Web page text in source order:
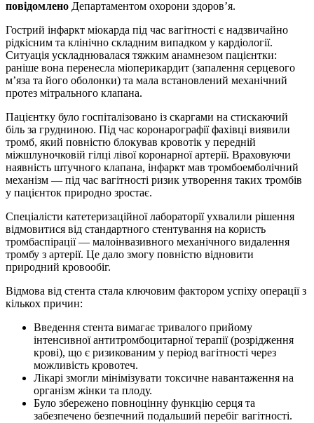
повідомлено Департаментом охорони здоров’я.
Гострий інфаркт міокарда під час вагітності є надзвичайно
рідкісним та клінічно складним випадком у кардіології.
Ситуація ускладнювалася тяжким анамнезом пацієнтки:
раніше вона перенесла міоперикардит (запалення серцевого
м’яза та його оболонки) та мала встановлений механічний
протез мітрального клапана.
Пацієнтку було госпіталізовано із скаргами на стискаючий
біль за грудниною. Під час коронарографії фахівці виявили
тромб, який повністю блокував кровотік у передній
міжшлуночковій гілці лівої коронарної артерії. Враховуючи
наявність штучного клапана, інфаркт мав тромбоемболічний
механізм — під час вагітності ризик утворення таких тромбів
у пацієнток природно зростає.
Спеціалісти катетеризаційної лабораторії ухвалили рішення
відмовитися від стандартного стентування на користь
тромбаспірації — малоінвазивного механічного видалення
тромбу з артерії. Це дало змогу повністю відновити
природний кровообіг.
Відмова від стента стала ключовим фактором успіху операції з
кількох причин:
Введення стента вимагає тривалого прийому
інтенсивної антитромбоцитарної терапії (розрідження
крові), що є ризикованим у період вагітності через
можливість кровотеч.
Лікарі змогли мінімізувати токсичне навантаження на
організм жінки та плоду.
Було збережено повноцінну функцію серця та
забезпечено безпечний подальший перебіг вагітності.